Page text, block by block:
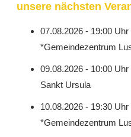
unsere nächsten
07.08.2026 - 19:00
*Gemeindezentrum
09.08.2026 - 10:00
Sankt Ursula
10.08.2026 - 19:30
*Gemeindezentrum